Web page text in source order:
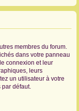
membres du forum.
dans votre panneau
connexion et leur
leurs
un utilisateur à votre
par défaut.